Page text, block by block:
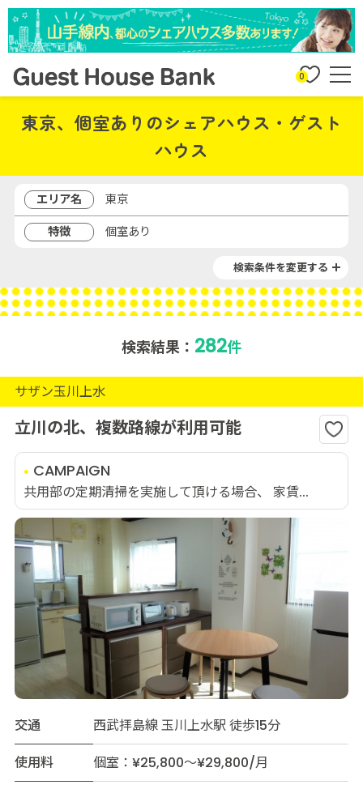
0
東京、個室ありのシェアハウス・ゲスト
ハウス
エリア名
東京
特徴
個室あり
検索条件を変更する
検索結果： 282件
サザン玉川上水
立川の北、複数路線が利用可能
CAMPAIGN
共用部の定期清掃を実施して頂ける場合、 家賃...
交通
西武拝島線 玉川上水駅 徒歩15分
使用料
個室：¥25,800～¥29,800/月